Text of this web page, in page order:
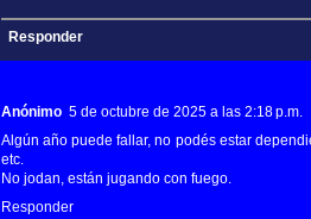
Responder
Anónimo 5 de octubre de 2025 a las 2:18 p.m.
Algún año puede fallar, no podés estar
etc.
No jodan, están jugando con fuego.
Responder